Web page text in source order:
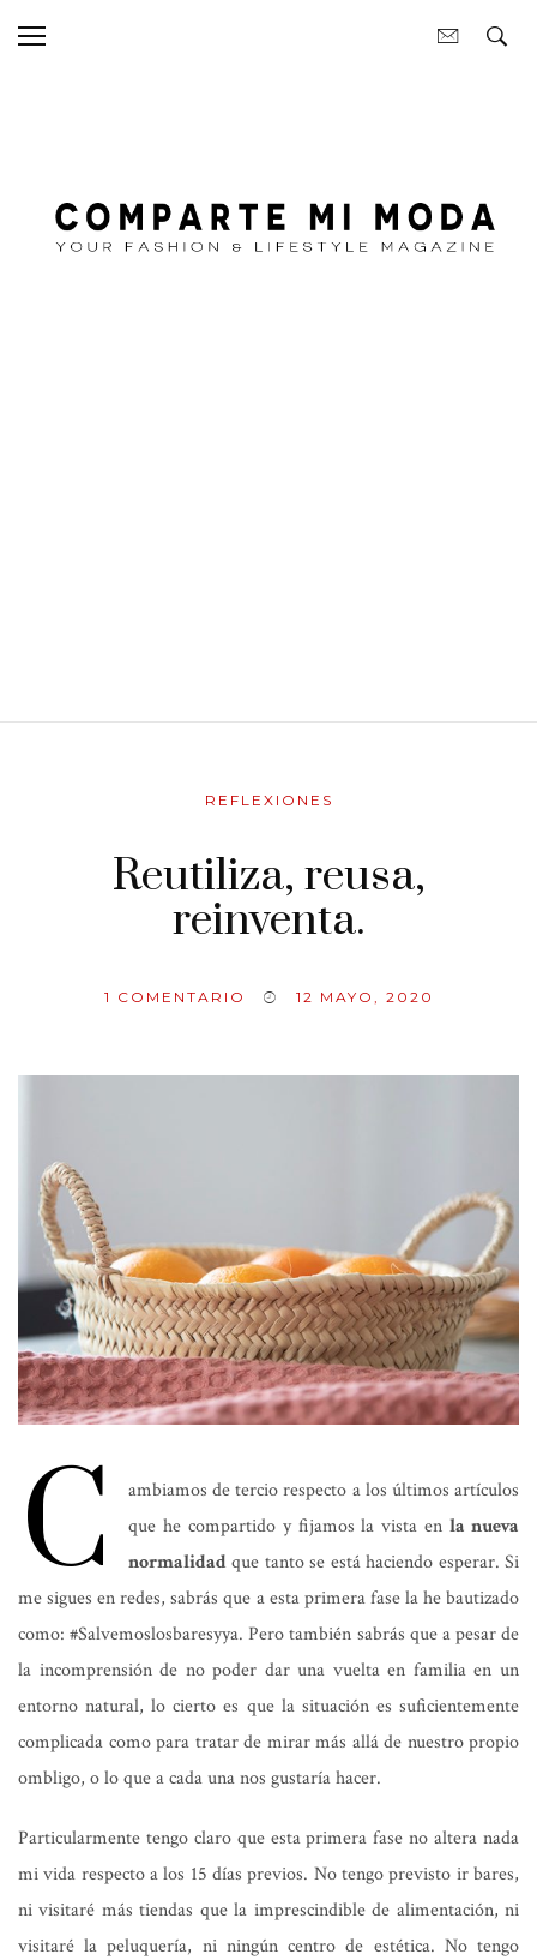
REFLEXIONES
Reutiliza, reusa,
reinventa.
1 COMENTARIO 12 MAYO, 2020
C
ambiamos de tercio respecto a los últimos artículos
que he compartido y fijamos la vista enla nueva
normalidadque tanto se está haciendo esperar. Si
me sigues en redes, sabrás que a esta primera fase la he bautizado
como: #Salvemoslosbaresyya. Pero también sabrás que a pesar de
la incomprensión de no poder dar una vuelta en familia en un
entorno natural, lo cierto es que la situación es suficientemente
complicada como para tratar de mirar más allá de nuestro propio
ombligo, o lo que a cada una nos gustaría hacer.
Particularmente tengo claro que esta primera fase no altera nada
mi vida respecto a los 15 días previos. No tengo previsto ir bares,
ni visitaré más tiendas que la imprescindible de alimentación, ni
visitaré la peluquería, ni ningún centro de estética. No tengo